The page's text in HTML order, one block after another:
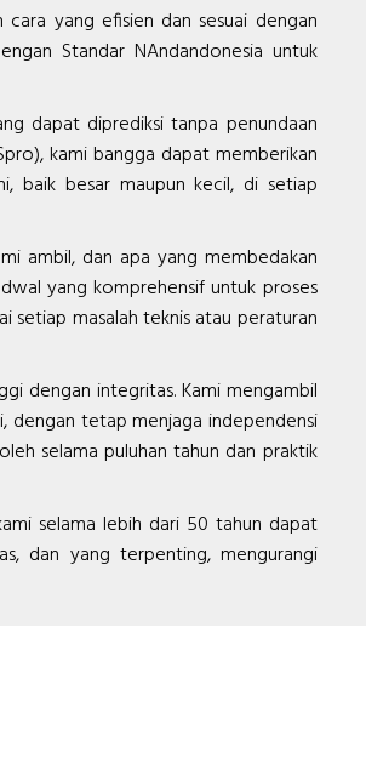
yang efisien dan sesuai dengan
Standar NAndandonesia untuk
dapat diprediksi tanpa penundaan
kami bangga dapat memberikan
baik besar maupun kecil, di setiap
ambil, dan apa yang membedakan
yang komprehensif untuk proses
setiap masalah teknis atau peraturan
dengan integritas. Kami mengambil
dengan tetap menjaga independensi
selama puluhan tahun dan praktik
selama lebih dari 50 tahun dapat
dan yang terpenting, mengurangi